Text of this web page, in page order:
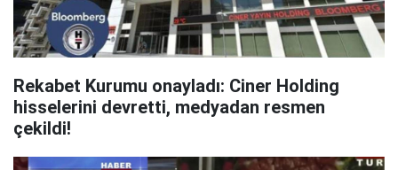
Rekabet Kurumu onayladı: Ciner Holding
hisselerini devretti, medyadan resmen
çekildi!